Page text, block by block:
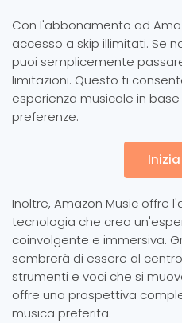
Con l'abbonamento ad
accesso a skip illimitati. Se
puoi semplicemente
limitazioni. Questo ti
esperienza musicale in
preferenze.
Inoltre, Amazon Music offre
tecnologia che crea
coinvolgente e immersiva.
sembrerà di essere al
strumenti e voci che si
offre una prospettiva
musica preferita.